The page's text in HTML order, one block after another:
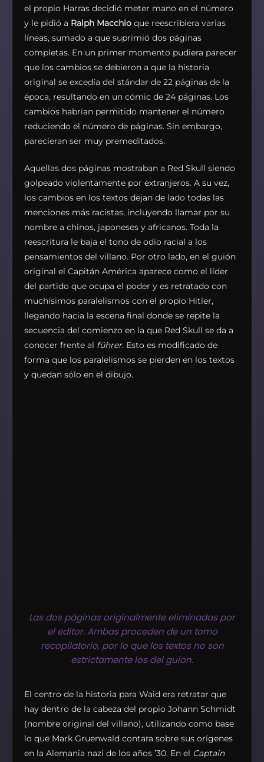
el propio Harras decidió meter mano en el número
y le pidió a Ralph Macchio que reescribiera varias
líneas, sumado a que suprimió dos páginas
completas. En un primer momento pudiera parecer
que los cambios se debieron a que la historia
original se excedía del stándar de 22 páginas de la
época, resultando en un cómic de 24 páginas. Los
cambios habrían permitido mantener el número
reduciendo el número de páginas. Sin embargo,
parecieran ser muy premeditados.
Aquellas dos páginas mostraban a Red Skull siendo
golpeado violentamente por extranjeros. A su vez,
los cambios en los textos dejan de lado todas las
menciones más racistas, incluyendo llamar por su
nombre a chinos, japoneses y africanos. Toda la
reescritura le baja el tono de odio racial a los
pensamientos del villano. Por otro lado, en el guión
original el Capitán América aparece como el líder
del partido que ocupa el poder y es retratado con
muchísimos paralelismos con el propio Hitler,
llegando hacia la escena final donde se repite la
secuencia del comienzo en la que Red Skull se da a
conocer frente al führer. Esto es modificado de
forma que los paralelismos se pierden en los textos
y quedan sólo en el dibujo.
Las dos páginas originalmente eliminadas por
el editor. Ambas proceden de un tomo
recopilatorio, por lo que los textos no son
estrictamente los del guion.
El centro de la historia para Waid era retratar que
hay dentro de la cabeza del propio Johann Schmidt
(nombre original del villano), utilizando como base
lo que Mark Gruenwald contara sobre sus orígenes
en la Alemania nazi de los años ’30. En el Captain